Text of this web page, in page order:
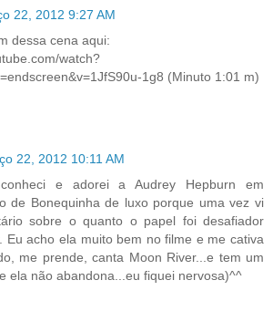
22, 2012 9:27 AM
dessa cena aqui:
watch?
1g8 (Minuto 1:01 m)
22, 2012 10:11 AM
e adorei a Audrey Hepburn em
de Bonequinha de luxo porque uma vez vi
sobre o quanto o papel foi desafiador
Eu acho ela muito bem no filme e me cativa
me prende, canta Moon River...e tem um
ela não abandona...eu fiquei nervosa)^^